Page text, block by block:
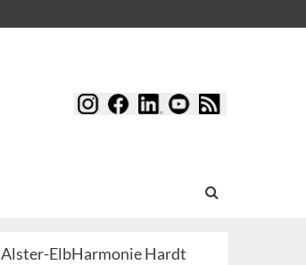
Alster-ElbHarmonie Hardt